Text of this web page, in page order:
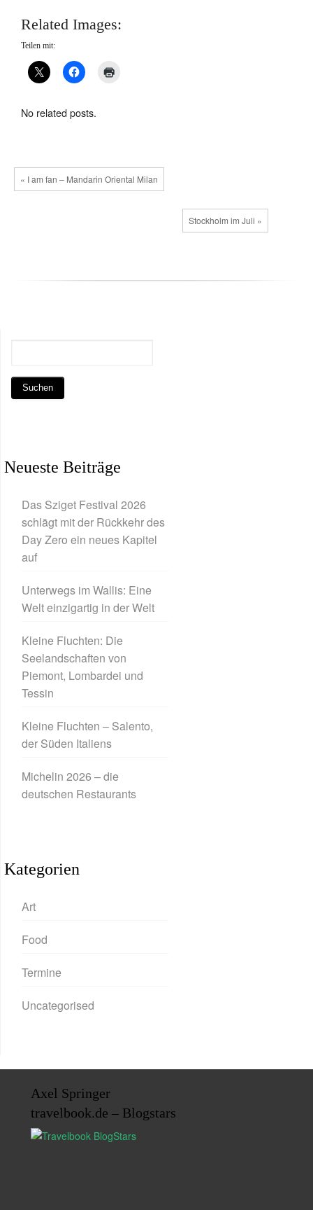
Related Images:
Teilen mit:
No related posts.
« I am fan – Mandarin Oriental Milan
Stockholm im Juli »
Neueste Beiträge
Das Sziget Festival 2026
schlägt mit der Rückkehr des
Day Zero ein neues Kapitel
auf
Unterwegs im Wallis: Eine
Welt einzigartig in der Welt
Kleine Fluchten: Die
Seelandschaften von
Piemont, Lombardei und
Tessin
Kleine Fluchten – Salento,
der Süden Italiens
Michelin 2026 – die
deutschen Restaurants
Kategorien
Art
Food
Termine
Uncategorised
Axel Springer
travelbook.de – Blogstars